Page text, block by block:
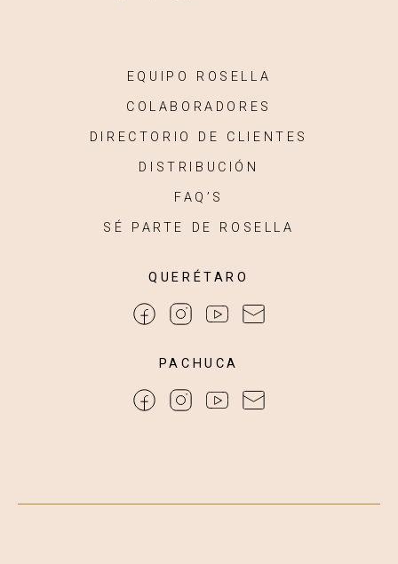
EQUIPO ROSELLA
COLABORADORES
DIRECTORIO DE CLIENTES
DISTRIBUCIÓN
FAQ’S
SÉ PARTE DE ROSELLA
QUERÉTARO
PACHUCA